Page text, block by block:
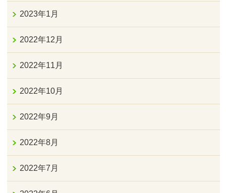
2023年1月
2022年12月
2022年11月
2022年10月
2022年9月
2022年8月
2022年7月